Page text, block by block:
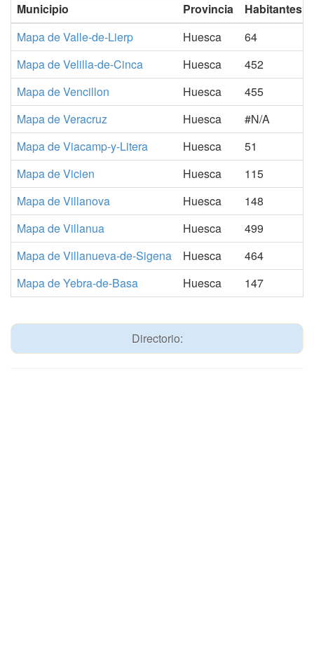
Municipio Provincia
Habitantes
Mapa de Valle-de-Lierp
Huesca
64
Mapa de Velilla-de-Cinca
Huesca
452
Mapa de Vencillon
Huesca
455
Mapa de Veracruz
Huesca
#N/A
Mapa de Viacamp-y-Litera
Huesca
51
Mapa de Vicien
Huesca
115
Mapa de Villanova
Huesca
148
Mapa de Villanua
Huesca
499
Mapa de Villanueva-de-Sigena
Huesca
464
Mapa de Yebra-de-Basa
Huesca 147
Directorio: